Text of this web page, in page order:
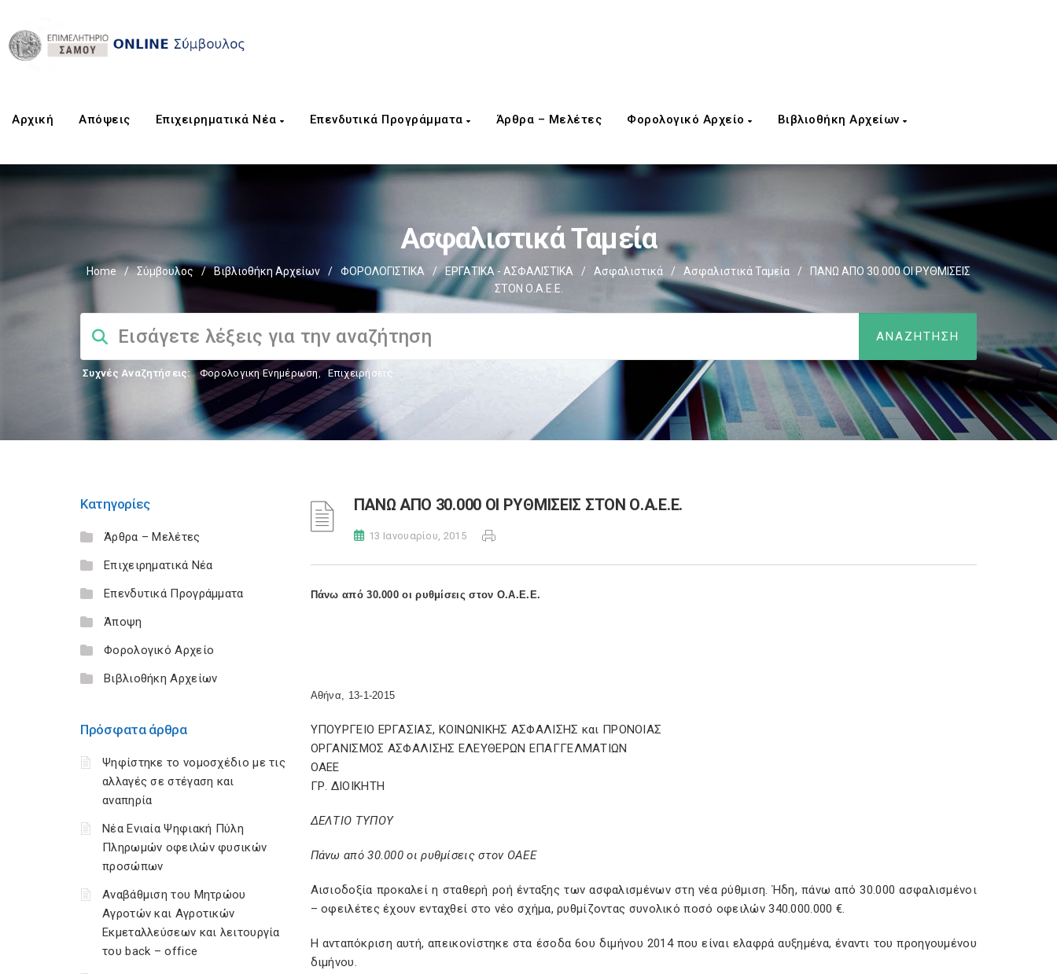
Αρχική Aπόψεις Επιχειρηματικά Νέα Επενδυτικά Προγράμματα Άρθρα – Μελέτες Φορολογικό Αρχείο Βιβλιοθήκη Αρχείων
Ασφαλιστικά Ταμεία
Home / Σύμβουλος / Βιβλιοθήκη Αρχείων / ΦΟΡΟΛΟΓΙΣΤΙΚΑ / ΕΡΓΑΤΙΚΑ - ΑΣΦΑΛΙΣΤΙΚΑ / Ασφαλιστικά / Ασφαλιστικά Ταμεία /
ΠΑΝΩ ΑΠΟ 30.000 ΟΙ ΡΥΘΜΙΣΕΙΣ
ΣΤΟΝ Ο.Α.Ε.Ε.
Συχνές Αναζητήσεις: Φορολογικη Ενημέρωση, Επιχειρήσεις
Κατηγορίες
Άρθρα – Μελέτες
Επιχειρηματικά Νέα
Επενδυτικά Προγράμματα
Άποψη
Φορολογικό Αρχείο
Βιβλιοθήκη Αρχείων
Πρόσφατα άρθρα
Ψηφίστηκε το νομοσχέδιο με τις
αλλαγές σε στέγαση και
αναπηρία
Νέα Ενιαία Ψηφιακή Πύλη
Πληρωμών οφειλών φυσικών
προσώπων
Αναβάθμιση του Μητρώου
Αγροτών και Αγροτικών
Εκμεταλλεύσεων και λειτουργία
του back – office
ΠΑΝΩ ΑΠΟ 30.000 ΟΙ ΡΥΘΜΙΣΕΙΣ ΣΤΟΝ Ο.Α.Ε.Ε.
13 Ιανουαρίου, 2015
Πάνω από 30.000 οι ρυθμίσεις στον Ο.Α.Ε.Ε.
Αθήνα, 13-1-2015
ΥΠΟΥΡΓΕΙΟ ΕΡΓΑΣΙΑΣ, ΚΟΙΝΩΝΙΚΗΣ ΑΣΦΑΛΙΣΗΣ και ΠΡΟΝΟΙΑΣ
ΟΡΓΑΝΙΣΜΟΣ ΑΣΦΑΛΙΣΗΣ ΕΛΕΥΘΕΡΩΝ ΕΠΑΓΓΕΛΜΑΤΙΩΝ
ΟΑΕΕ
ΓΡ. ΔΙΟΙΚΗΤΗ
ΔΕΛΤΙΟ ΤΥΠΟΥ
Πάνω από 30.000 οι ρυθμίσεις στον ΟΑΕΕ
Αισιοδοξία προκαλεί η σταθερή ροή ένταξης των ασφαλισμένων στη νέα ρύθμιση. Ήδη, πάνω από 30.000 ασφαλισμένοι
– οφειλέτες έχουν ενταχθεί στο νέο σχήμα, ρυθμίζοντας συνολικό ποσό οφειλών 340.000.000 €.
Η ανταπόκριση αυτή, απεικονίστηκε στα έσοδα 6ου διμήνου 2014 που είναι ελαφρά αυξημένα, έναντι του προηγουμένου
διμήνου.